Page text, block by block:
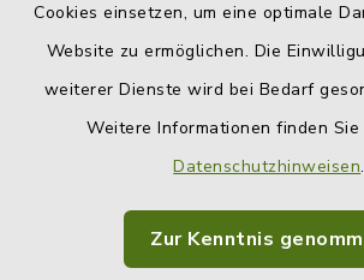
Cookies einsetzen, um eine optimale
Website zu ermöglichen. Die
weiterer Dienste wird bei Bedarf
Weitere Informationen finden Sie
Datenschutzhinweisen.
Zur Kenntnis
Barrierefreiheit